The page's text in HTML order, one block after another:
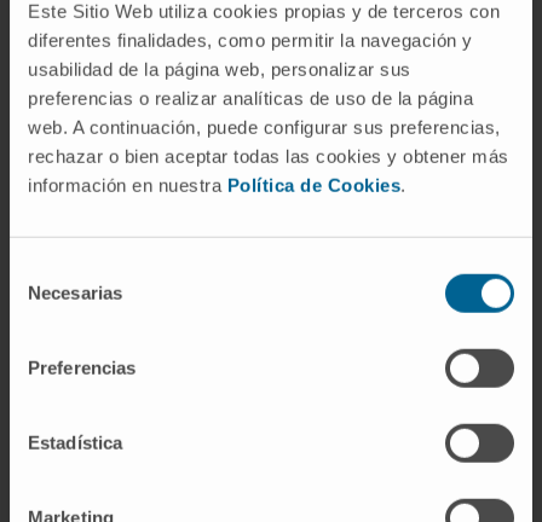
Este Sitio Web utiliza cookies propias y de terceros con
diferentes finalidades, como permitir la navegación y
usabilidad de la página web, personalizar sus
preferencias o realizar analíticas de uso de la página
web. A continuación, puede configurar sus preferencias,
rechazar o bien aceptar todas las cookies y obtener más
información en nuestra Política de Cookies.
Necesarias
Preferencias
Estadística
Marketing
inmunofijación aplica el antisuero
directamente y fija el resultado en pocas
horas. La inmunofijación es más sensible y
más fácil de interpretar, y ha sustituido a la
inmunoelectroforesis en la práctica habitual.
Muchos informes de laboratorio, sin embargo,
"inmunoelectroforesis" de forma genérica.
¿Un resultado negativo de
inmunofijación es la prueba más sensible de
las técnicas basadas en gel para detectar una